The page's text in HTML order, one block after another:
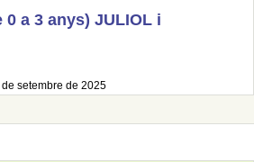
a 3 anys) JULIOL i
setembre de 2025